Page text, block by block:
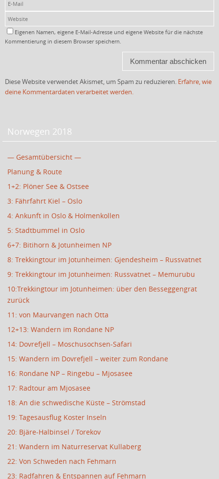
Eigenen Namen, eigene E-Mail-Adresse und eigene Website für die nächste
Kommentierung in diesem Browser speichern.
Diese Website verwendet Akismet, um Spam zu reduzieren. Erfahre, wie
deine Kommentardaten verarbeitet werden.
Norwegen 2018
— Gesamtübersicht —
Planung & Route
1+2: Plöner See & Ostsee
3: Fährfahrt Kiel – Oslo
4: Ankunft in Oslo & Holmenkollen
5: Stadtbummel in Oslo
6+7: Bitihorn & Jotunheimen NP
8: Trekkingtour im Jotunheimen: Gjendesheim – Russvatnet
9: Trekkingtour im Jotunheimen: Russvatnet – Memurubu
10:Trekkingtour im Jotunheimen: über den Besseggengrat
zurück
11: von Maurvangen nach Otta
12+13: Wandern im Rondane NP
14: Dovrefjell – Moschusochsen-Safari
15: Wandern im Dovrefjell – weiter zum Rondane
16: Rondane NP – Ringebu – Mjosasee
17: Radtour am Mjosasee
18: An die schwedische Küste – Strömstad
19: Tagesausflug Koster Inseln
20: Bjäre-Halbinsel / Torekov
21: Wandern im Naturreservat Kullaberg
22: Von Schweden nach Fehmarn
23: Radfahren & Entspannen auf Fehmarn